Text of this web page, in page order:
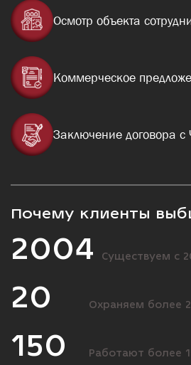
Осмотр объекта
Коммерческое
Заключение договора с
Почему клиенты
2004 Существуем с
20 Охраняем более
150 Работают более